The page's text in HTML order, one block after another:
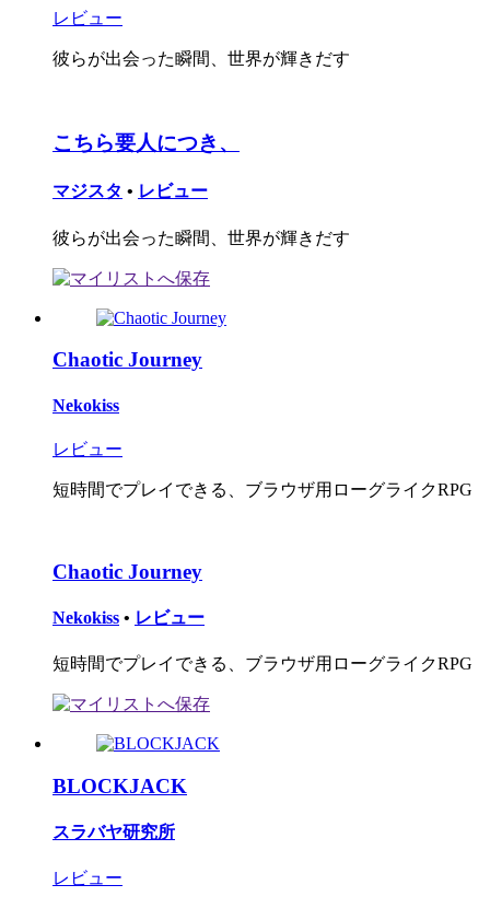
レビュー
彼らが出会った瞬間、世界が輝きだす
こちら要人につき、
マジスタ • レビュー
彼らが出会った瞬間、世界が輝きだす
Chaotic Journey
Nekokiss
レビュー
短時間でプレイできる、ブラウザ用ローグライクRPG
Chaotic Journey
Nekokiss • レビュー
短時間でプレイできる、ブラウザ用ローグライクRPG
BLOCKJACK
スラバヤ研究所
レビュー